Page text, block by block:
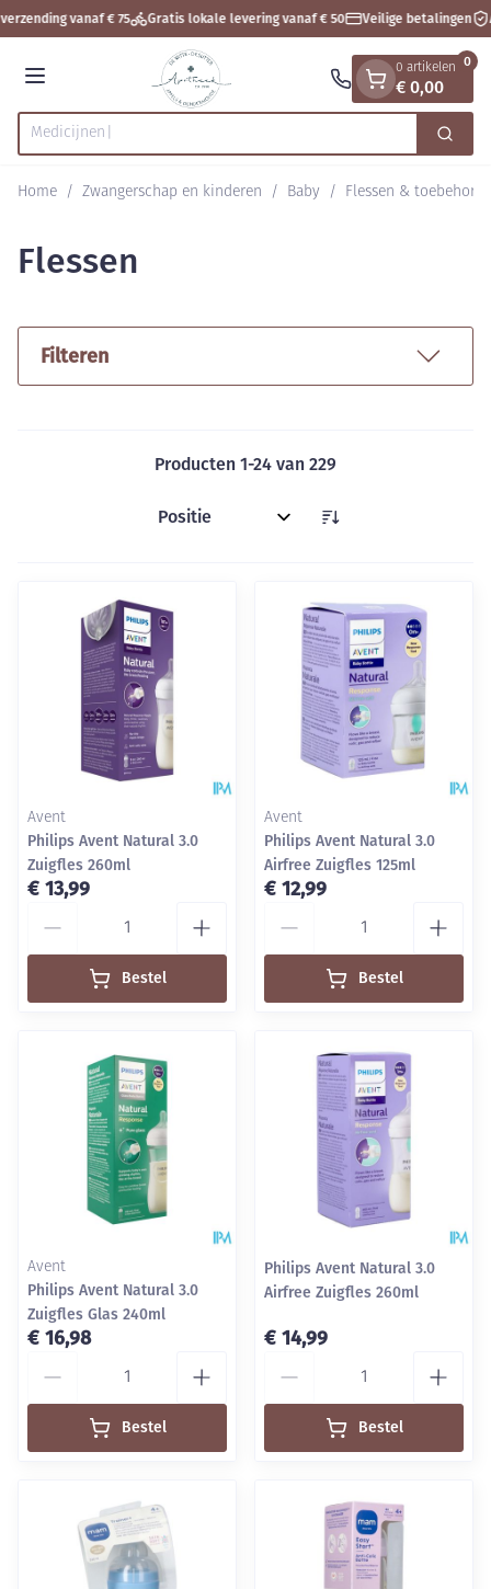
Ga naar de inhoud
1 van 1vanaf € 75 Gratis lokale levering vanaf € 50 Veilige betalingen
Menu
Product, merk, categorie... Zoek
0 artikelen
€ 0,00
0
Home / Zwangerschap en kinderen / Baby / Flessen & toebehoren
Flessen
Filteren
Producten 1-24 van 229
Sorteer op:
Avent
Philips Avent Natural 3.0
Zuigfles 260ml
€ 13,99
Bestel
Avent
Philips Avent Natural 3.0
Airfree Zuigfles 125ml
€ 12,99
Bestel
Avent
Philips Avent Natural 3.0
Zuigfles Glas 240ml
€ 16,98
Bestel
Philips Avent Natural 3.0
Airfree Zuigfles 260ml
€ 14,99
Bestel